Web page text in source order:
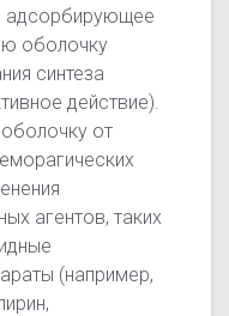
адсорбирующее
оболочку
синтеза
действие).
от
агентов, таких
(например,